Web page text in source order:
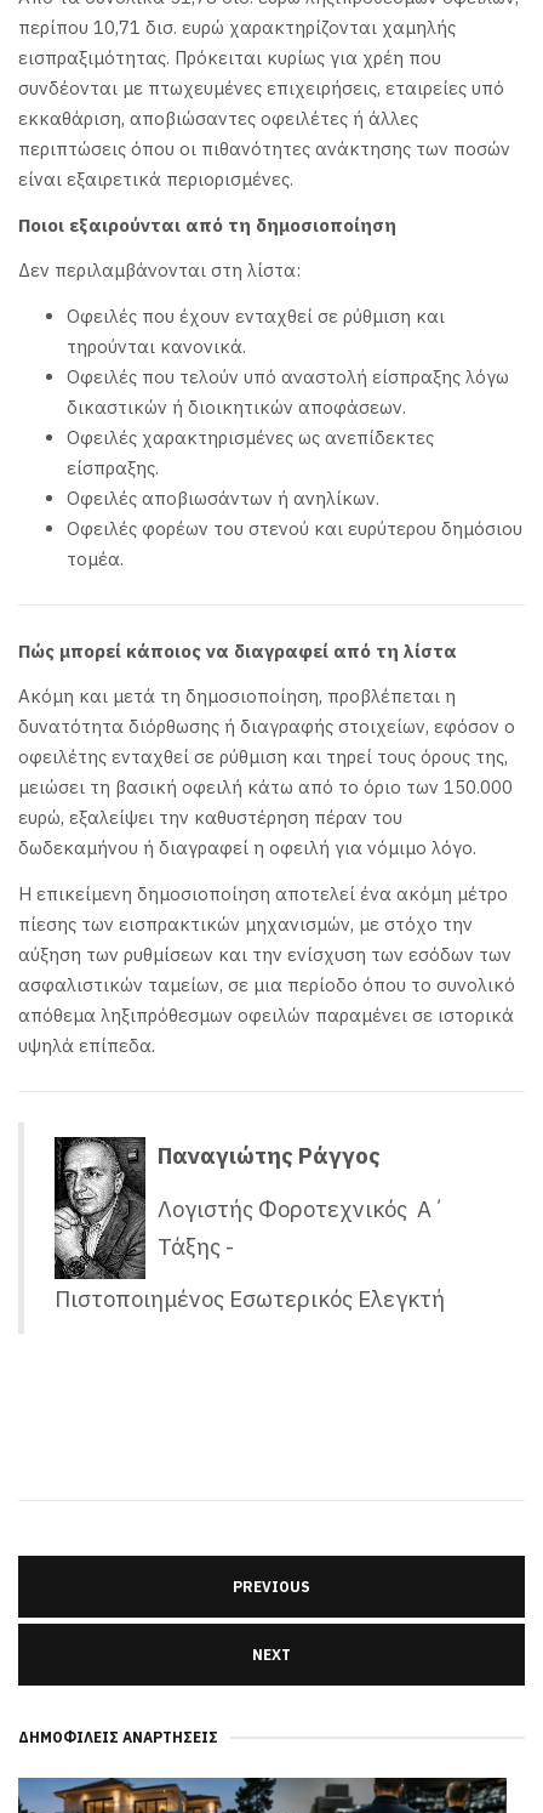
περίπου 10,71 δισ. ευρώ χαρακτηρίζονται χαμηλής
εισπραξιμότητας. Πρόκειται κυρίως για χρέη που
συνδέονται με πτωχευμένες επιχειρήσεις, εταιρείες υπό
εκκαθάριση, αποβιώσαντες οφειλέτες ή άλλες
περιπτώσεις όπου οι πιθανότητες ανάκτησης των ποσών
είναι εξαιρετικά περιορισμένες.
Ποιοι εξαιρούνται από τη δημοσιοποίηση
Δεν περιλαμβάνονται στη λίστα:
Οφειλές που έχουν ενταχθεί σε ρύθμιση και
τηρούνται κανονικά.
Οφειλές που τελούν υπό αναστολή είσπραξης λόγω
δικαστικών ή διοικητικών αποφάσεων.
Οφειλές χαρακτηρισμένες ως ανεπίδεκτες
είσπραξης.
Οφειλές αποβιωσάντων ή ανηλίκων.
Οφειλές φορέων του στενού και ευρύτερου δημόσιου
τομέα.
Πώς μπορεί κάποιος να διαγραφεί από τη λίστα
Ακόμη και μετά τη δημοσιοποίηση, προβλέπεται η
δυνατότητα διόρθωσης ή διαγραφής στοιχείων, εφόσον ο
οφειλέτης ενταχθεί σε ρύθμιση και τηρεί τους όρους της,
μειώσει τη βασική οφειλή κάτω από το όριο των 150.000
ευρώ, εξαλείψει την καθυστέρηση πέραν του
δωδεκαμήνου ή διαγραφεί η οφειλή για νόμιμο λόγο.
Η επικείμενη δημοσιοποίηση αποτελεί ένα ακόμη μέτρο
πίεσης των εισπρακτικών μηχανισμών, με στόχο την
αύξηση των ρυθμίσεων και την ενίσχυση των εσόδων των
ασφαλιστικών ταμείων, σε μια περίοδο όπου το συνολικό
απόθεμα ληξιπρόθεσμων οφειλών παραμένει σε ιστορικά
υψηλά επίπεδα.
Παναγιώτης Ράγγος
Λογιστής Φοροτεχνικός Α΄
Τάξης -
Πιστοποιημένος Εσωτερικός Ελεγκτή
PREVIOUS
NEXT
ΔΗΜΟΦΙΛΕΊΣ ΑΝΑΡΤΉΣΕΙΣ